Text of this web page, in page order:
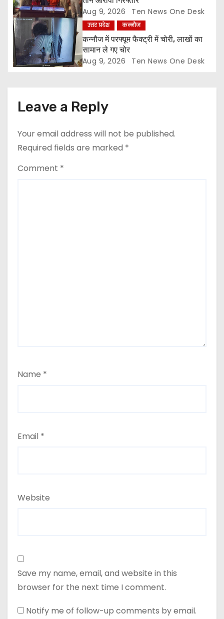
n Aug 9, 2026 Ten News One Desk
उत्तर प्रदेश कन्नौज
कन्नौज में परफ्यूम फैक्ट्री में चोरी, लाखों का
सामान ले गए चोर
Aug 9, 2026 Ten News One Desk
Leave a Reply
Your email address will not be published.
Required fields are marked *
Comment *
Name *
Email *
Website
Save my name, email, and website in this
browser for the next time I comment.
Notify me of follow-up comments by email.